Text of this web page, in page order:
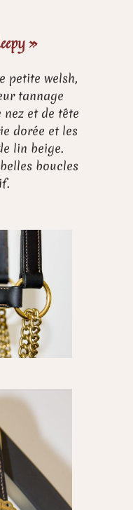
»
petite welsh,
tannage
nez et de tête
dorée et les
lin beige.
boucles